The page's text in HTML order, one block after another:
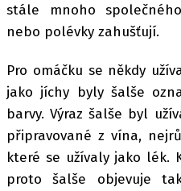
stále mnoho
nebo polévky zahušťují.
Pro omáčku se někdy
jako jíchy byly šalše
barvy. Výraz šalše byl
připravované z vína,
které se užívaly jako lék.
proto šalše objevuje